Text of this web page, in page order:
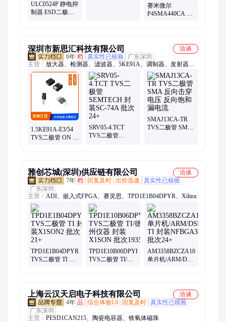
ULC0524P 静电抑
制器 ESD二极管
赛米微尔
P4SMA440CA 双
深圳市新思汇科技有限公司
洽谈
6年 档 真实性已核验
广东深圳
主营： 放大器、检测器、滤波器、5KE91A、调制器、发射器、
接收器、衰减器、解调器、变压器、合成器、收发器、偏置器、
振荡器、rfid天线、终端负载、隔直流器、微波射频、集成电
路、同轴开关、接入监控ic、频率综合器、射频适配器、多路复
用器、耦合器电桥、定向耦合器
1.5KE91A-E3/54
TVS二极管 ON 封
SRV05-4.TCT
TVS二极管
SMAJ13CA-TR
TVS二极管 SMA
雅创芯城(深圳)供应链有限公司
洽谈
7年 档 回复及时 出价迅速
真实性已核验
广东深圳
主营： ADI、嵌入式FPGA、赛灵思、TPD1E1B04DPYR、Xilinx
TPD1E1B04DPYR
TVS二极管 TI 封
TPD1E10B06DPYR
TVS二极管 TI/德
AM3358BZCZA100
单片机/ARM/DSP
上海云汉天启电子科技有限公司
洽谈
4年 品 综合体验L0 回复及时 真实性已核验
广东深圳
主营： PESD1CAN215、陶瓷电容器、铁氧体磁珠